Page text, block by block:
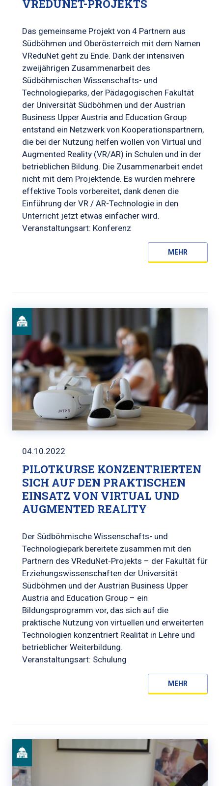
VREDUNET-PROJEKTS
Das gemeinsame Projekt von 4 Partnern aus
Südböhmen und Oberösterreich mit dem Namen
VReduNet geht zu Ende. Dank der intensiven
zweijährigen Zusammenarbeit des
Südböhmischen Wissenschafts- und
Technologieparks, der Pädagogischen Fakultät
der Universität Südböhmen und der Austrian
Business Upper Austria and Education Group
entstand ein Netzwerk von Kooperationspartnern,
die bei der Nutzung helfen wollen von Virtual und
Augmented Reality (VR/AR) in Schulen und in der
betrieblichen Bildung. Die Zusammenarbeit endet
nicht mit dem Projektende. Es wurden mehrere
effektive Tools vorbereitet, dank denen die
Einführung der VR / AR-Technologie in den
Unterricht jetzt etwas einfacher wird.
Veranstaltungsart: Konferenz
MEHR
04.10.2022
PILOTKURSE KONZENTRIERTEN
SICH AUF DEN PRAKTISCHEN
EINSATZ VON VIRTUAL UND
AUGMENTED REALITY
Der Südböhmische Wissenschafts- und
Technologiepark bereitete zusammen mit den
Partnern des VReduNet-Projekts – der Fakultät für
Erziehungswissenschaften der Universität
Südböhmen und der Austrian Business Upper
Austria and Education Group – ein
Bildungsprogramm vor, das sich auf die
praktische Nutzung von virtuellen und erweiterten
Technologien konzentriert Realität in Lehre und
betrieblicher Weiterbildung.
Veranstaltungsart: Schulung
MEHR